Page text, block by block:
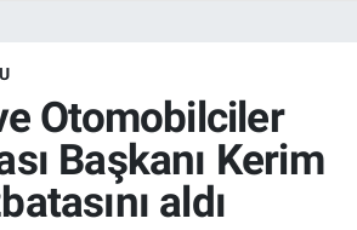
Otomobilciler
Başkanı Kerim
aldı